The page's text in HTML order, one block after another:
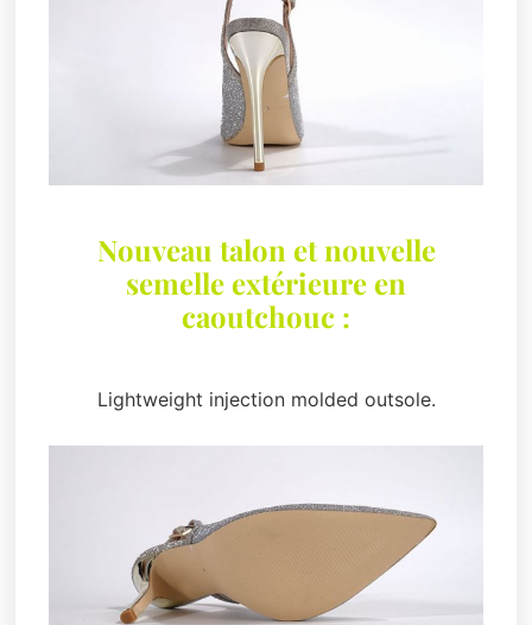
Nouveau talon et nouvelle
semelle extérieure en
caoutchouc :
Lightweight injection molded outsole.